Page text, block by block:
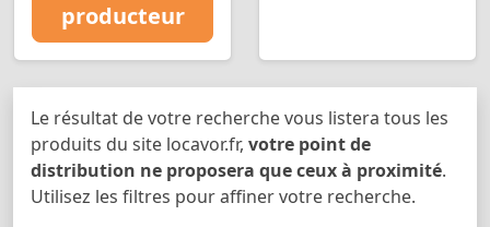
producteur
Le résultat de votre recherche vous listera tous les
produits du site locavor.fr, votre point de
distribution ne proposera que ceux à proximité.
Utilisez les filtres pour affiner votre recherche.